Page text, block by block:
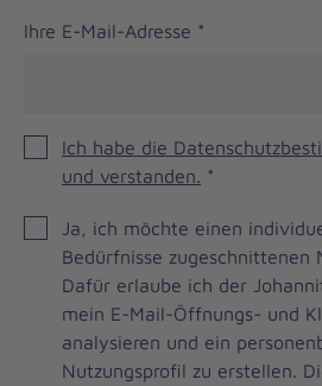
Ihre E-Mail-Adresse *
Ich habe die
und verstanden. *
Brevo
Newsletter
Checkbox
Ja, ich möchte einen
Bedürfnisse
Dafür erlaube ich der
mein E-Mail-Öffnungs- und
analysieren und ein
Nutzungsprofil zu erstellen.